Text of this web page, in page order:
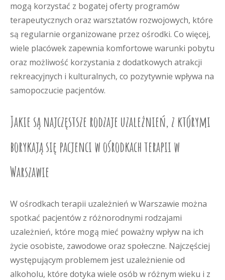
mogą korzystać z bogatej oferty programów
terapeutycznych oraz warsztatów rozwojowych, które
są regularnie organizowane przez ośrodki. Co więcej,
wiele placówek zapewnia komfortowe warunki pobytu
oraz możliwość korzystania z dodatkowych atrakcji
rekreacyjnych i kulturalnych, co pozytywnie wpływa na
samopoczucie pacjentów.
Jakie są najczęstsze rodzaje uzależnień, z którymi
borykają się pacjenci w ośrodkach terapii w
Warszawie
W ośrodkach terapii uzależnień w Warszawie można
spotkać pacjentów z różnorodnymi rodzajami
uzależnień, które mogą mieć poważny wpływ na ich
życie osobiste, zawodowe oraz społeczne. Najczęściej
występującym problemem jest uzależnienie od
alkoholu, które dotyka wiele osób w różnym wieku i z